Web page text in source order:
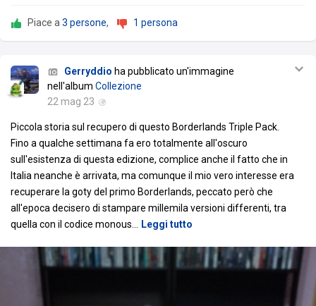
Piace a3 persone, 1 persona
Gerryddio ha pubblicato un'immagine
nell'album Collezione
22 mag 23
Piccola storia sul recupero di questo Borderlands Triple Pack.
Fino a qualche settimana fa ero totalmente all'oscuro
sull'esistenza di questa edizione, complice anche il fatto che in
Italia neanche è arrivata, ma comunque il mio vero interesse era
recuperare la goty del primo Borderlands, peccato però che
all'epoca decisero di stampare millemila versioni differenti, tra
quella con il codice monous… Leggi tutto